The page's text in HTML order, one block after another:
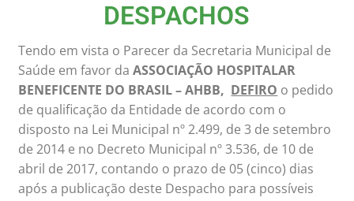
DESPACHOS
Tendo em vista o Parecer da Secretaria Municipal de
Saúde em favor da ASSOCIAÇÃO HOSPITALAR
BENEFICENTE DO BRASIL – AHBB, DEFIRO o pedido
de qualificação da Entidade de acordo com o
disposto na Lei Municipal nº 2.499, de 3 de setembro
de 2014 e no Decreto Municipal nº 3.536, de 10 de
abril de 2017, contando o prazo de 05 (cinco) dias
após a publicação deste Despacho para possíveis